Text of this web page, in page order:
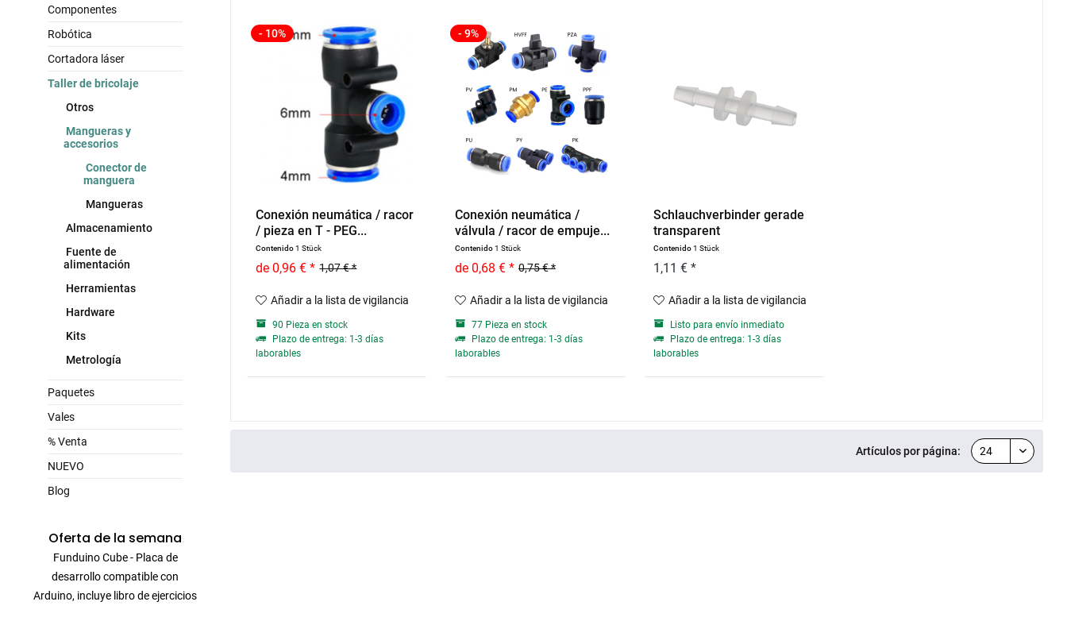
Componentes
Robótica
Cortadora láser
Taller de bricolaje
Otros
Mangueras y
accesorios
Conector de
manguera
Mangueras
Almacenamiento
Fuente de
alimentación
Herramientas
Hardware
Kits
Metrología
Paquetes
Vales
% Venta
NUEVO
Blog
Oferta de la semana
Funduino Cube - Placa de
desarrollo compatible con
Arduino, incluye libro de ejercicios
- 10%
Conexión neumática / racor
/ pieza en T - PEG...
Contenido1 Stück
1,07 € *
de 0,96 € *
Añadir a la lista de vigilancia
90 Pieza en stock
Plazo de entrega: 1-3 días
laborables
- 9%
Conexión neumática /
válvula / racor de empuje...
Contenido1 Stück
0,75 € *
de 0,68 € *
Añadir a la lista de vigilancia
77 Pieza en stock
Plazo de entrega: 1-3 días
laborables
Schlauchverbinder gerade
transparent
Contenido1 Stück
1,11 € *
Añadir a la lista de vigilancia
Listo para envío inmediato
Plazo de entrega: 1-3 días
laborables
Artículos por página: